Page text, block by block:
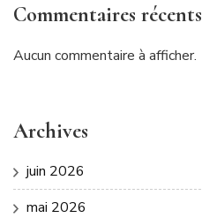
Commentaires récents
Aucun commentaire à afficher.
Archives
juin 2026
mai 2026